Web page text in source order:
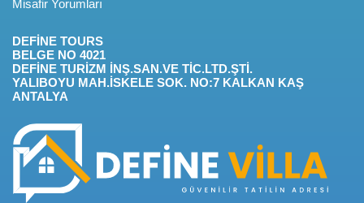
Misafir Yorumları
DEFİNE TOURS
BELGE NO 4021
DEFİNE TURİZM İNŞ.SAN.VE TİC.LTD.ŞTİ.
YALIBOYU MAH.İSKELE SOK. NO:7 KALKAN KAŞ
ANTALYA